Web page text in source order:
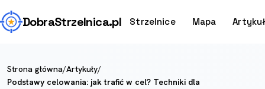
DobraStrzelnica.pl Strzelnice Mapa
Strona główna/Artykuły/
Podstawy celowania: jak trafić w cel? Techniki dla